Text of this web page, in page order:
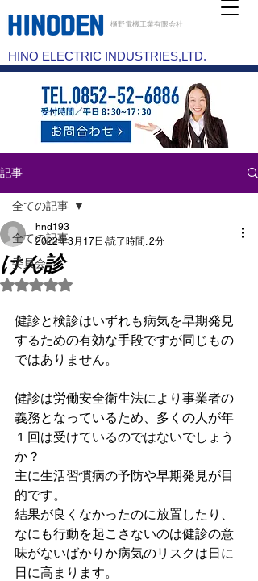
樋野電機工業有限会社
HINO ELECTRIC INDUSTRIES,LTD.
記事
全ての記事
委員会
全ての記事
けん診
hnd193
2022年3月17日 読了時間: 2分
5つ星のうちNaNと評価されています。
健診と検診はいずれも病気を早期発見
するための有効な手段ですが同じもの
ではありません。
健診は労働安全衛生法により事業者の
義務となっているため、多くの人が年
１回は受けているのではないでしょう
か？
主に生活習慣病の予防や早期発見が目
的です。
結果が良くなかったのに放置したり、
なにも行動を起こさないのは健診の意
味がないばかりか病気のリスクは日に
日に高まります。